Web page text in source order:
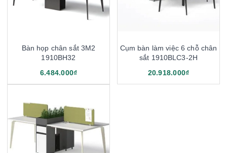
Bàn họp chân sắt 3M2
1910BH32
6.484.000₫
Cụm bàn làm việc 6 chỗ chân
sắt 1910BLC3-2H
20.918.000₫